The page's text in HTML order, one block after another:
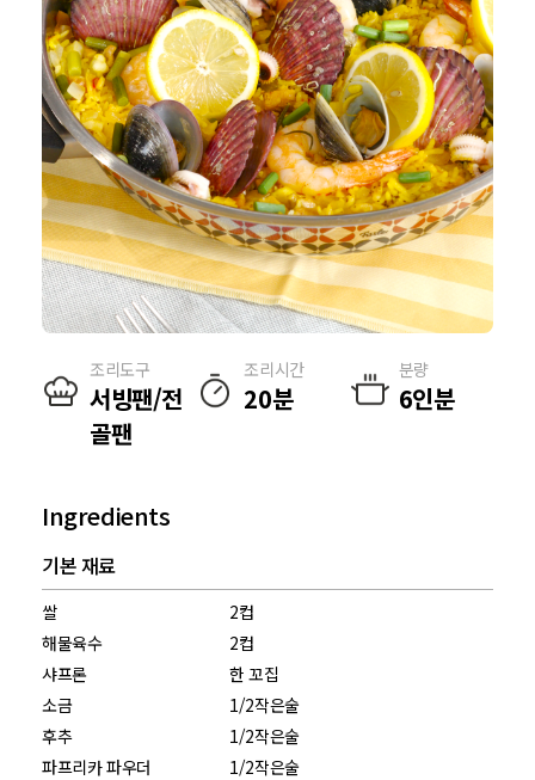
조리도구
서빙팬/전
골팬
조리시간
20분
분량
6인분
Ingredients
기본 재료
쌀
2컵
해물육수
2컵
샤프론
한 꼬집
소금
1/2작은술
후추
1/2작은술
파프리카 파우더
1/2작은술